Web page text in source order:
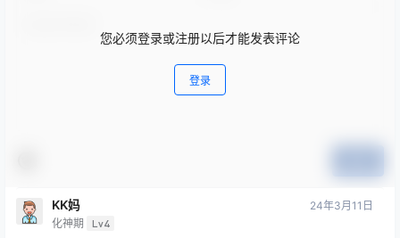
您必须登录或注册以后才能发表评论
登录
KK妈
化神期 Lv4
24年3月11日